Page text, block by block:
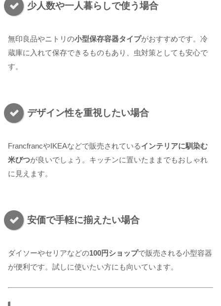
少人数や一人暮らしで使う場合
無印良品やニトリの小型保存容器タイプがおすすめです。冷
蔵庫に入れて保存できるものもあり、虫対策としても安心で
す。
デザイン性を重視したい場合
FrancfrancやIKEAなどで販売されているインテリアに馴染む
米びつが良いでしょう。キッチンに置いたままでもおしゃれ
に見えます。
安価で手軽に揃えたい場合
ダイソーやセリアなどの100円ショップで販売される小型容器
が便利です。試しに使いたい方にも向いています。